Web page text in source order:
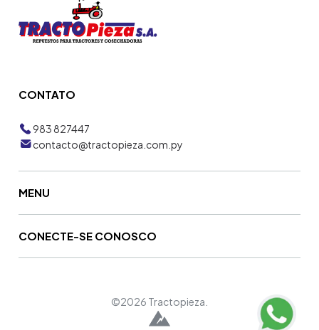
CONTATO
983 827447
contacto@tractopieza.com.py
MENU
CONECTE-SE CONOSCO
©2026 Tractopieza.